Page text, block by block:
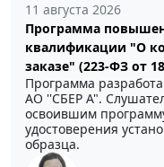
11 августа 2026
Программа
квалификации "О
заказе" (223-ФЗ от
Программа
АО ''СБЕР А".
освоившим
удостоверения
образца.